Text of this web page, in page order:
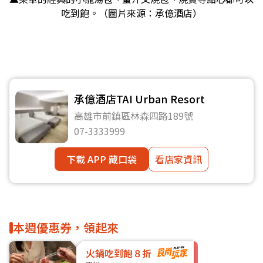
吃到飽。（圖片來源：承億酒店）
承億酒店TAI Urban Resort
高雄市前鎮區林森四路189號
07-3333999
下載 APP 藏口袋
看店家資訊
本週優惠券，領起來
火鍋吃到飽８折